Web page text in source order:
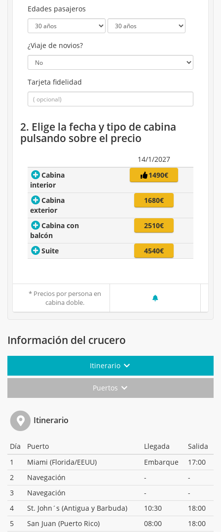
Edades pasajeros
¿Viaje de novios?
Tarjeta fidelidad
2. Elige la fecha y tipo de cabina
pulsando sobre el precio
14/1/2027
Cabina
interior
1490€
Cabina
exterior
1680€
Cabina con
balcón
2510€
Suite 4540€
* Precios por persona en
cabina doble.
Información del crucero
Itinerario
Puertos
Itinerario
Día Puerto Llegada
Salida
1
Miami (Florida/EEUU) Embarque
17:00
2
Navegación -
-
3
Navegación -
-
4
St. John´s (Antigua y Barbuda) 10:30
18:00
5
San Juan (Puerto Rico) 08:00 18:00